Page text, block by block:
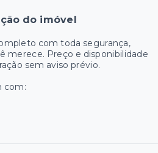
do imóvel
com toda segurança,
merece. Preço e disponibilidade
sem aviso prévio.
com: